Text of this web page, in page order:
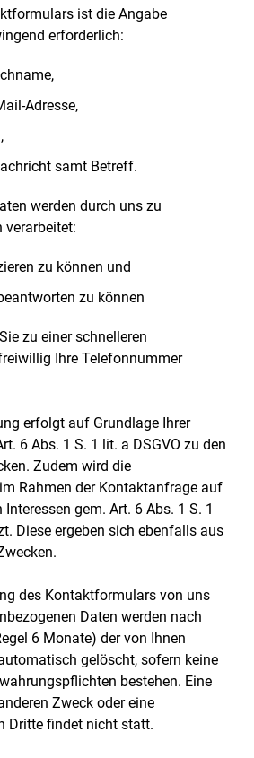
ist die Angabe
erforderlich:
Adresse,
samt Betreff.
werden durch uns zu
verarbeitet:
zu können und
zu können
zu einer schnelleren
Ihre Telefonnummer
erfolgt auf Grundlage Ihrer
6 Abs. 1 S. 1 lit. a DSGVO zu den
Zudem wird die
Rahmen der Kontaktanfrage auf
gem. Art. 6 Abs. 1 S. 1
Diese ergeben sich ebenfalls aus
des Kontaktformulars von uns
Daten werden nach
6 Monate) der von Ihnen
gelöscht, sofern keine
bestehen. Eine
Zweck oder eine
Dritte findet nicht statt.